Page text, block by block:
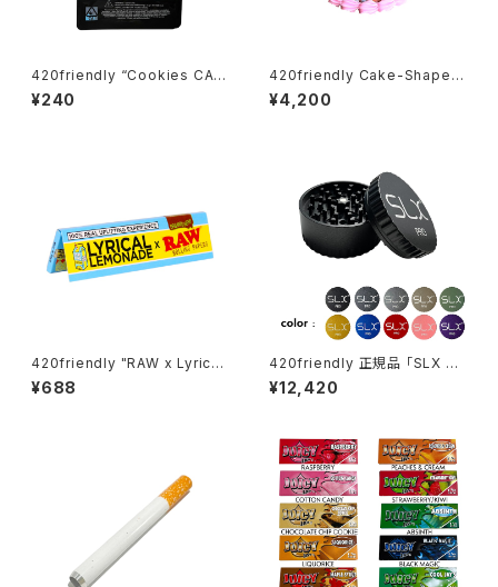
420friendly “Cookies CA
Mylar Bag – BLUE / 28g” ク
ッキー マイラーバッグ（ブルー）
¥240
420friendly Cake-Shaped
Metal Grinder (4層構造）グラ
インダー
¥4,200
420friendly "RAW x Lyrica
l" レモネードペーパー Lemon
ade Papers / 420shibuya
¥688
420friendly 正規品 「SLX PR
O」グラインダーがフルモデルチ
ェンジ！ (スタンダードサイズ62
¥12,420